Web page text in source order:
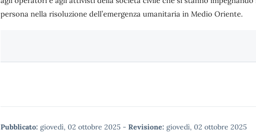
persona nella risoluzione dell’emergenza umanitaria in Medio Oriente.
Pubblicato: giovedì, 02 ottobre 2025 - Revisione: giovedì, 02 ottobre 2025